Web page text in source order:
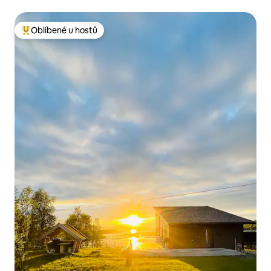
Nejlepší v kategorii Oblíbené u hostů
Oblíbené u hostů